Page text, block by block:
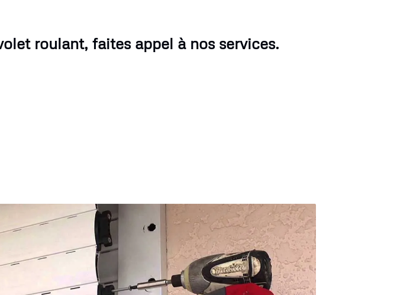
roulant, faites appel à nos services.